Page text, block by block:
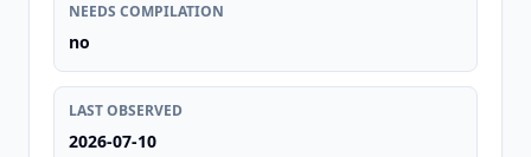
NEEDS COMPILATION
no
LAST OBSERVED
2026-07-10